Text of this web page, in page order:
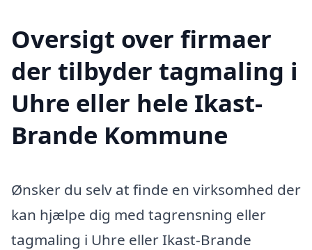
Oversigt over firmaer
der tilbyder tagmaling i
Uhre eller hele Ikast-
Brande Kommune
Ønsker du selv at finde en virksomhed der
kan hjælpe dig med tagrensning eller
tagmaling i Uhre eller Ikast-Brande